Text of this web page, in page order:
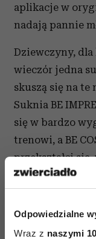
Odpowiedzialne
Wraz z naszymi
aplikacje w
nadają pannie
Dziewczyny,
wieczór jedna
skuszą się na te
Suknia BE
się w bardzo
trenowi, a BE
przekształci się
ciała, kiedy
szyfonową
Dodatki dla